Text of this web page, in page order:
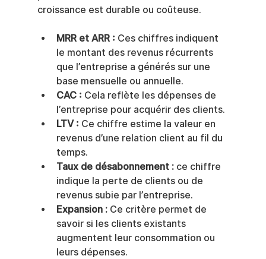
croissance est durable ou coûteuse.
MRR et ARR : Ces chiffres indiquent
le montant des revenus récurrents
que l’entreprise a générés sur une
base mensuelle ou annuelle.
CAC : Cela reflète les dépenses de
l’entreprise pour acquérir des clients.
LTV : Ce chiffre estime la valeur en
revenus d’une relation client au fil du
temps.
Taux de désabonnement : ce chiffre
indique la perte de clients ou de
revenus subie par l’entreprise.
Expansion : Ce critère permet de
savoir si les clients existants
augmentent leur consommation ou
leurs dépenses.